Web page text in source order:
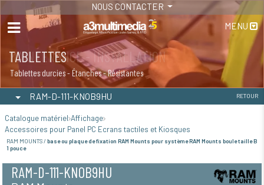
NOUS CONTACTER
MENU
TABLETTES
Tablettes durcies - Étanches - Résistantes
RAM-D-111-KNOB9HU RETOUR
Catalogue matériel Affichage
Accessoires pour Panel PC Ecrans tactiles et Kiosques
RAM MOUNTS / base ou plaque de fixation RAM Mounts pour système RAM Mounts boule taille B
1 pouce
RAM-D-111-KNOB9HU